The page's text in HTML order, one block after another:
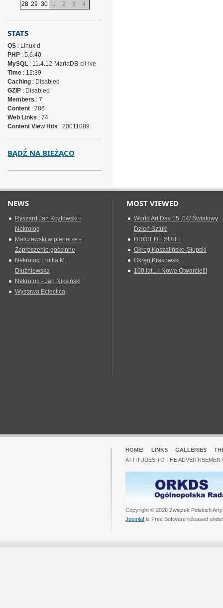
28 29 30 1 2 3 4
STATS
OS: Linux d
PHP: 5.6.40
MySQL: 11.4.12-MariaDB-cll-lve
Time: 12:39
Caching: Disabled
GZIP: Disabled
Members : 7
Content: 786
Web Links : 74
Content View Hits : 20011089
BĄDŹ NA BIEŻĄCO
NEWS
Ryszard Jan Kozłowski -
Nekrolog
Malczewski w plenerze -
Zaproszenie gościnne
Nekrolog Emilia M.
Dłużniewska
Nekrolog - Jan Niksiński
Wystawa Eclectica
MOST VIEWED
World Art Day 15 .04/ Światowy
Dzień Sztuki
DROIT DE SUITE
Okreg Koszalińsko-Słupski
Okręg Krakowski
100 lat... i Nowe Otwarcie!!!
HOME! LINKS GALLERIES
ATTITUDES TO THE
Copyright © 2026 Związek Polskich
Joomla! is Free Software released